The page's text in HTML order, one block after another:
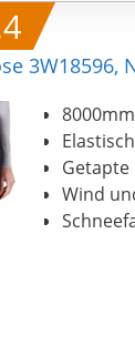
3W18596,
Getapte
Wind